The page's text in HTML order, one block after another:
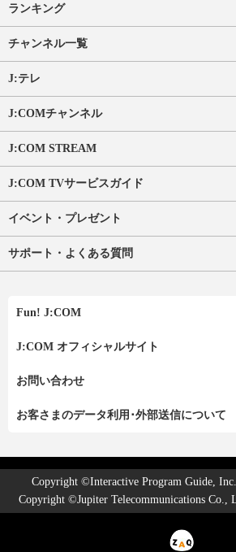
ランキング
チャンネル一覧
J:テレ
J:COMチャンネル
J:COM STREAM
J:COM TVサービスガイド
イベント・プレゼント
サポート・よくある質問
Fun! J:COM
J:COM オフィシャルサイト
お問い合わせ
お客さまのデータ利用･外部送信について
Copyright ©Interactive Program Guide,
Copyright ©Jupiter Telecommunications Co.,